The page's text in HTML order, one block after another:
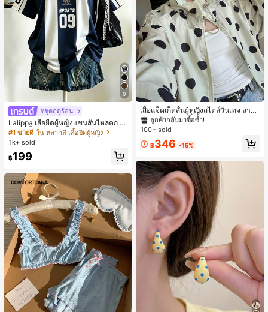
9
#ชุดฤดูร้อน
Lalippa เสื้อยืดผู้หญิงแขนสั้นไหล่ตก ค
อวีปกเสื้อ ลายพิมพ์ดิจิทัลลายทาง สไตล์
สปอร์ตแฟชั่นมินิมอล ของขวัญสำหรับเ
พื่อน
#1 ขายดี ใน หลากสี เสื้อยืดผู้หญิง
1k+ sold
฿199
เสื้อแจ็คเก็ตสั้นผู้หญิงสไตล์วินเทจ ลายจุ
ดขนาดใหญ่ คอตั้ง เอวเข้ารูป แขนพอง
ทรงหลวม แฟชั่นอเนกประสงค์ สำหรับใ
#1 ขายดี ใน กระเป๋า เสื้อคลุมลำลอง
ลูกค้ากลับมาซื้อซ้ำ!
#1 ขายดี ใน กระเป๋า เสื้อคลุมลำลอง
ลูกค้ากลับมาซื้อซ้ำ!
#1 ขายดี ใน กระเป๋า เสื้อคลุมลำลอง
ลูกค้ากลับมาซื้อซ้ำ!
#1 ขายดี ใน กระเป๋า เสื้อคลุมลำลอง
ลูกค้ากลับมาซื้อซ้ำ!
100+ sold
฿346 -15%